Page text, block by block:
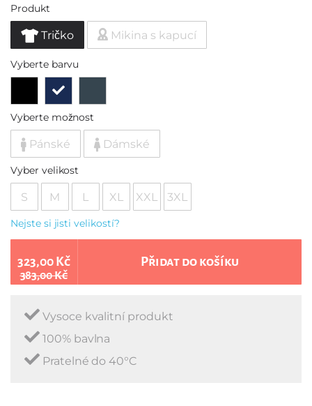
Produkt
Tričko Mikina s kapucí
Vyberte barvu
Vyberte možnost
Pánské Dámské
Vyber velikost
S M L XL XXL 3XL
Nejste si jisti velikostí?
323,00 Kč
383,00 Kč
Přidat do košíku
Vysoce kvalitní produkt
100% bavlna
Pratelné do 40°C